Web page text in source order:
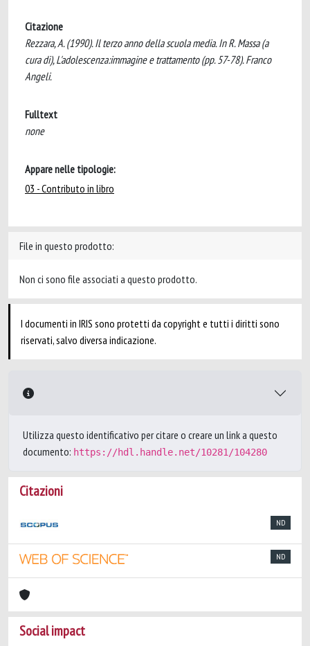
Citazione
Rezzara, A. (1990). Il terzo anno della scuola media. In R. Massa (a
cura di), L'adolescenza:immagine e trattamento (pp. 57-78). Franco
Angeli.
Fulltext
none
Appare nelle tipologie:
03 - Contributo in libro
File in questo prodotto:
Non ci sono file associati a questo prodotto.
I documenti in IRIS sono protetti da copyright e tutti i diritti sono
riservati, salvo diversa indicazione.
Utilizza questo identificativo per citare o creare un link a questo
documento: https://hdl.handle.net/10281/104280
Citazioni
ND
ND
Social impact